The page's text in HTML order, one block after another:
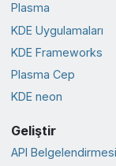
Plasma
KDE Uygulamaları
KDE Frameworks
Plasma Cep
KDE neon
Geliştir
API Belgelendirmesi